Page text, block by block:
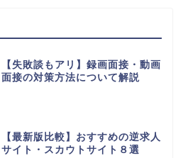
【失敗談もアリ】録画面接・動画
面接の対策方法について解説
【最新版比較】おすすめの逆求人
サイト・スカウトサイト８選